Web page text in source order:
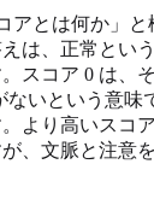
アとは何か」
は、正常とい
スコア 0 は、
ないという意味
より高いスコ
、文脈と注意